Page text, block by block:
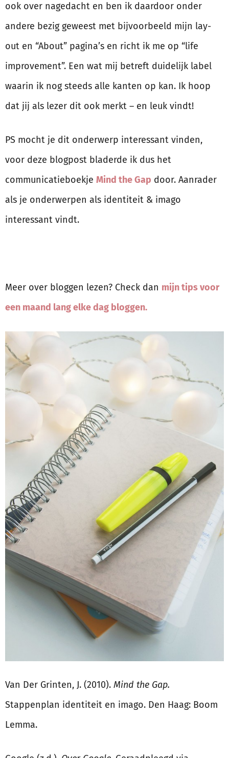
ook over nagedacht en ben ik daardoor onder
andere bezig geweest met bijvoorbeeld mijn lay-
out en “About” pagina’s en richt ik me op “life
improvement”. Een wat mij betreft duidelijk label
waarin ik nog steeds alle kanten op kan. Ik hoop
dat jij als lezer dit ook merkt – en leuk vindt!
PS mocht je dit onderwerp interessant vinden,
voor deze blogpost bladerde ik dus het
communicatieboekje Mind the Gap door. Aanrader
als je onderwerpen als identiteit & imago
interessant vindt.
Meer over bloggen lezen? Check dan mijn tips voor
een maand lang elke dag bloggen.
Van Der Grinten, J. (2010). Mind the Gap.
Stappenplan identiteit en imago. Den Haag: Boom
Lemma.